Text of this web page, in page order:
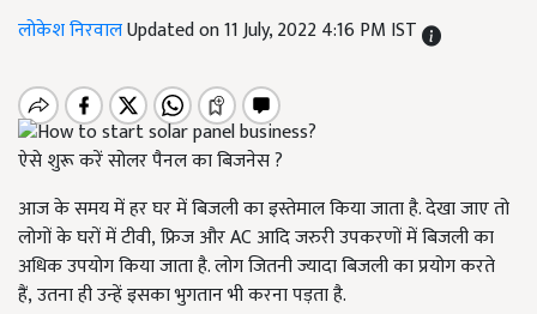
लोकेश निरवालUpdated on 11 July, 2022 4:16 PM IST
ऐसे शुरू करें सोलर पैनल का बिजनेस ?
आज के समय में हर घर में बिजली का इस्तेमाल किया जाता है. देखा जाए तो
लोगों के घरों में टीवी, फ्रिज और AC आदि जरुरी उपकरणों में बिजली का
अधिक उपयोग किया जाता है. लोग जितनी ज्यादा बिजली का प्रयोग करते
हैं, उतना ही उन्हें इसका भुगतान भी करना पड़ता है.